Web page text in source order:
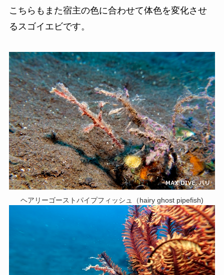
こちらもまた宿主の色に合わせて体色を変化させ
るスゴイエビです。
ヘアリーゴーストパイプフィッシュ（hairy ghost pipefish)